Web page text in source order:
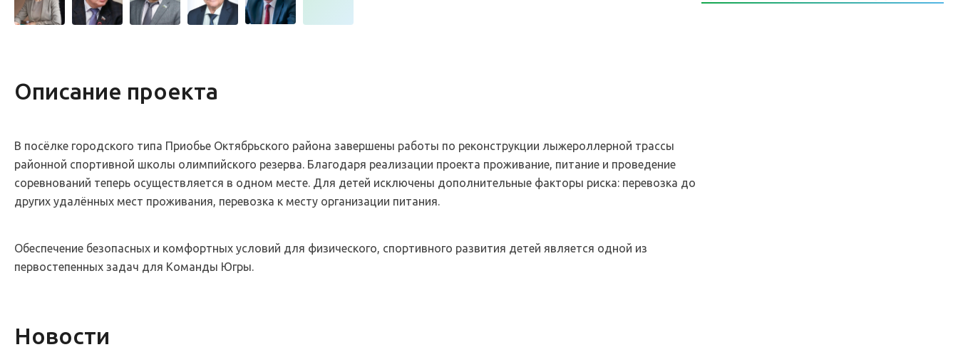
Описание проекта
В посёлке городского типа Приобье Октябрьского района завершены работы по реконструкции лыжероллерной трассы
районной спортивной школы олимпийского резерва. Благодаря реализации проекта проживание, питание и проведение
соревнований теперь осуществляется в одном месте. Для детей исключены дополнительные факторы риска: перевозка до
других удалённых мест проживания, перевозка к месту организации питания.
Обеспечение безопасных и комфортных условий для физического, спортивного развития детей является одной из
первостепенных задач для Команды Югры.
Новости